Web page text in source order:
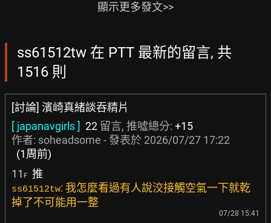
顯示更多發文>>
ss61512tw 在 PTT 最新的留言, 共
1516 則
[討論] 濱崎真緒談吞精片
[ japanavgirls ] 22 留言, 推噓總分: +15
作者: soheadsome - 發表於 2026/07/27 17:22
(1周前)
11 F 推
ss61512tw: 我怎麼看過有人說洨接觸空氣一下就乾
掉了不可能用一整
07/28 15:41